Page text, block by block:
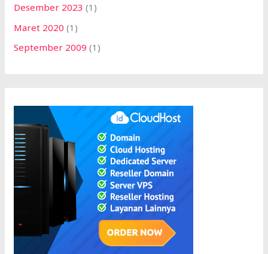
Desember 2023 (1)
Maret 2020 (1)
September 2009 (1)